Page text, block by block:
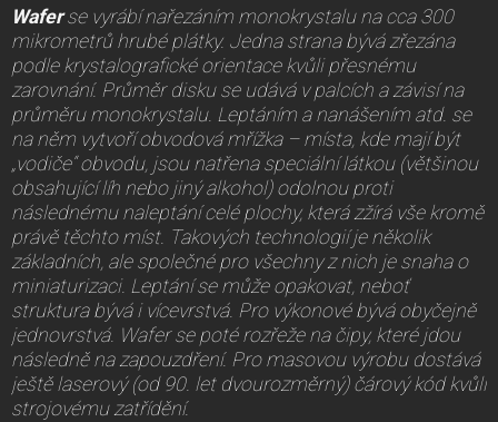
Waferse vyrábí nařezáním monokrystalu na cca 300
mikrometrů hrubé plátky. Jedna strana bývá zřezána
podle krystalografické orientace kvůli přesnému
zarovnání. Průměr disku se udává v palcích a závisí na
průměru monokrystalu. Leptáním a nanášením atd. se
na něm vytvoří obvodová mřížka – místa, kde mají být
„vodiče“ obvodu, jsou natřena speciální látkou (většinou
obsahující líh nebo jiný alkohol) odolnou proti
následnému naleptání celé plochy, která zžírá vše kromě
právě těchto míst. Takových technologií je několik
základních, ale společné pro všechny z nich je snaha o
miniaturizaci. Leptání se může opakovat, neboť
struktura bývá i vícevrstvá. Pro výkonové bývá obyčejně
jednovrstvá. Wafer se poté rozřeže na čipy, které jdou
následně na zapouzdření. Pro masovou výrobu dostává
ještě laserový (od 90. let dvourozměrný) čárový kód kvůli
strojovému zatřídění.